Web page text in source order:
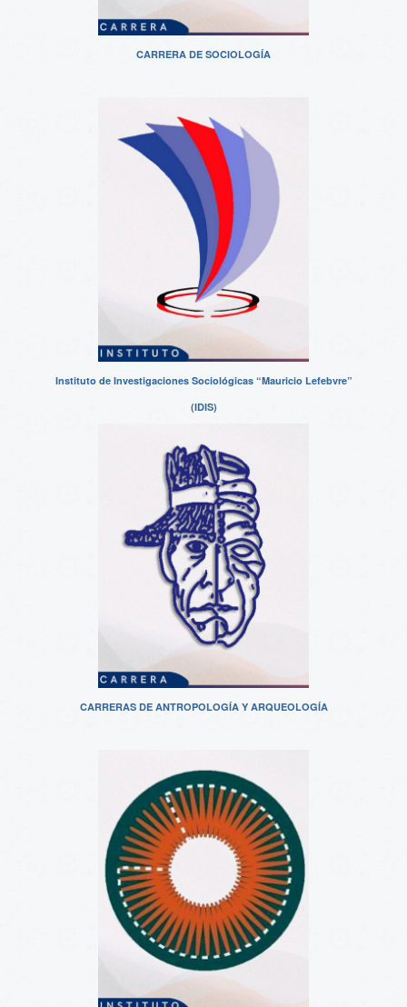
CARRERA DE SOCIOLOGÍA
Instituto de Investigaciones Sociológicas “Mauricio Lefebvre”
(IDIS)
CARRERAS DE ANTROPOLOGÍA Y ARQUEOLOGÍA